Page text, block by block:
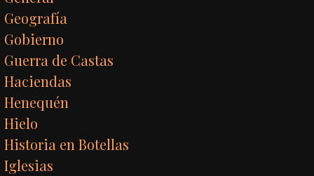
Geografía
Gobierno
Guerra de Castas
Haciendas
Henequén
Hielo
Historia en Botellas
Iglesias